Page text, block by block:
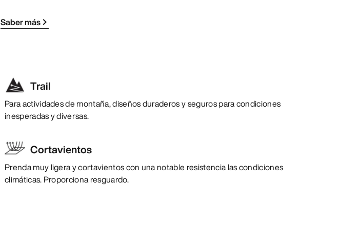
Saber más
Trail
Para actividades de montaña, diseños duraderos y seguros para condiciones
inesperadas y diversas.
Cortavientos
Prenda muy ligera y cortavientos con una notable resistencia las condiciones
climáticas. Proporciona resguardo.